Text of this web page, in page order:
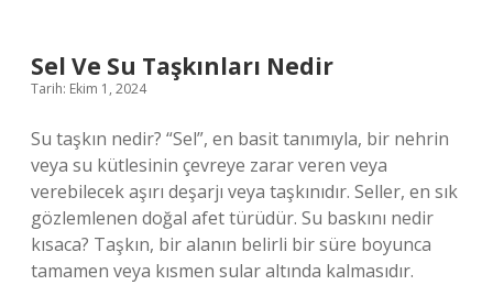
Sel Ve Su Taşkınları Nedir
Tarih: Ekim 1, 2024
Su taşkın nedir? “Sel”, en basit tanımıyla, bir nehrin
veya su kütlesinin çevreye zarar veren veya
verebilecek aşırı deşarjı veya taşkınıdır. Seller, en sık
gözlemlenen doğal afet türüdür. Su baskını nedir
kısaca? Taşkın, bir alanın belirli bir süre boyunca
tamamen veya kısmen sular altında kalmasıdır.